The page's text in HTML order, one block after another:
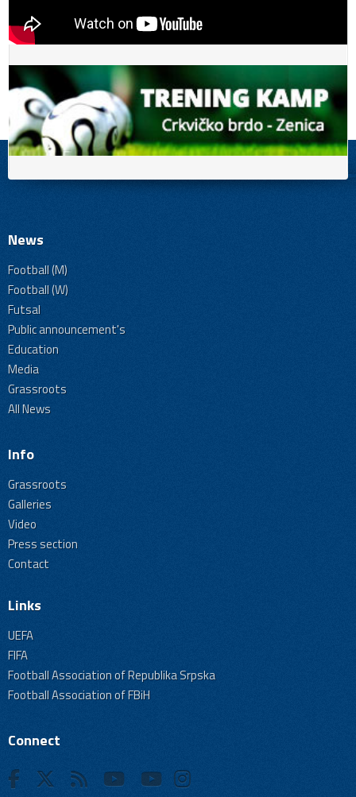
News
Football (M)
Football (W)
Futsal
Public announcement's
Education
Media
Grassroots
All News
Info
Grassroots
Galleries
Video
Press section
Contact
Links
UEFA
FIFA
Football Association of Republika Srpska
Football Association of FBiH
Connect